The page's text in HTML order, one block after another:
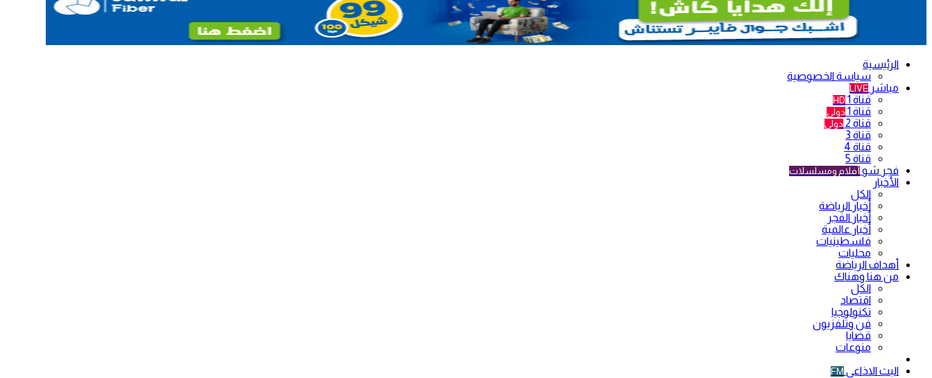
الرئيسية
سياسة الخصوصية
مباشر LIVE
قناة 1 HD
قناة 1 دولي
قناة 2 دولي
قناة 3
قناة 4
قناة 5
فجر شو أفلام ومسلسلات
الأخبار
الكل
أخبار الرياضة
أخبار الفجر
أخبار عالمية
فلسطينيات
محليات
أهداف الرياضة
من هنا وهناك
الكل
اقتصاد
تكنولوجيا
فن وتلفزيون
قضايا
منوعات
البث الاذاعي FM